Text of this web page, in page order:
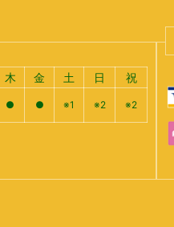
木 金 土 日 祝
● ● ※1 ※2 ※2